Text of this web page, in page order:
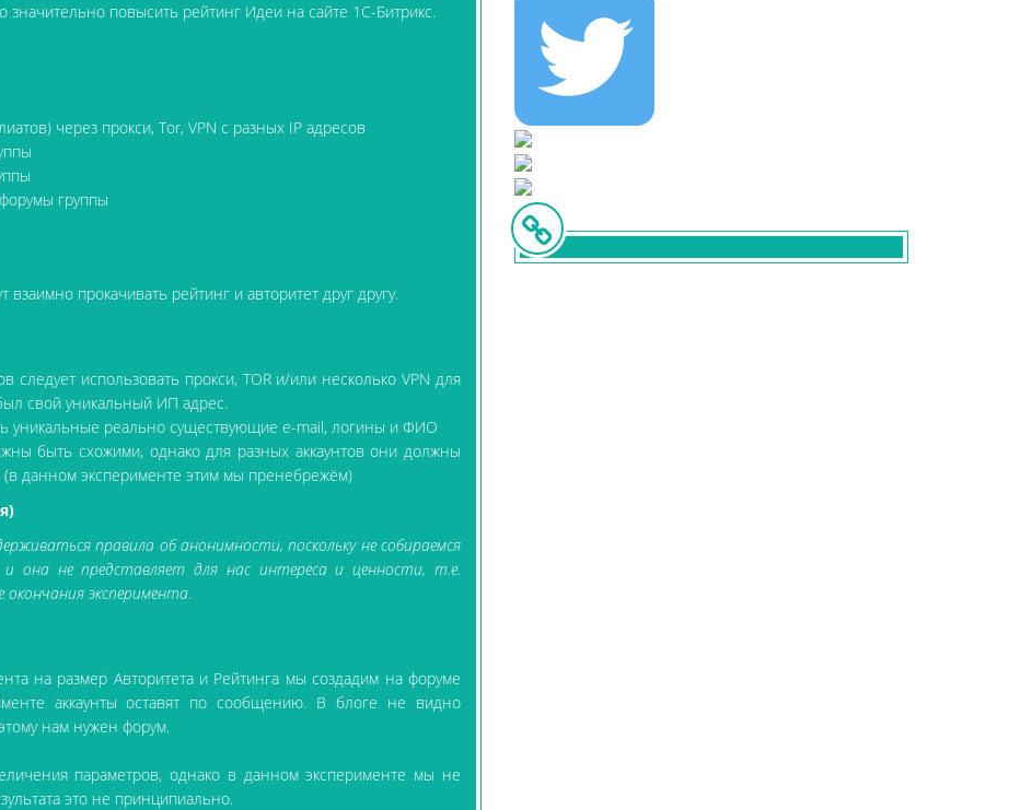
значительно повысить рейтинг Идеи на сайте 1С-Битрикс.
через прокси, Tor, VPN с разных IP адресов
группы
взаимно прокачивать рейтинг и авторитет друг другу.
следует использовать прокси, TOR и/или несколько VPN для
свой уникальный ИП адрес.
уникальные реально существующие e-mail, логины и ФИО
быть схожими, однако для разных аккаунтов они должны
данном эксперименте этим мы пренебрежём)
правила об анонимности, поскольку не собираемся
она не представляет для нас интереса и ценности, т.е.
окончания эксперимента.
на размер Авторитета и Рейтинга мы создадим на форуме
аккаунты оставят по сообщению. В блоге не видно
нам нужен форум.
параметров, однако в данном эксперименте мы не
это не принципиально.